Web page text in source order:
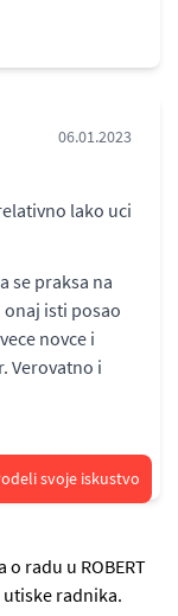
06.01.2023
lako uci
se praksa na
isti posao
novce i
Verovatno i
radu u ROBERT
utiske radnika.
svoje iskustvo